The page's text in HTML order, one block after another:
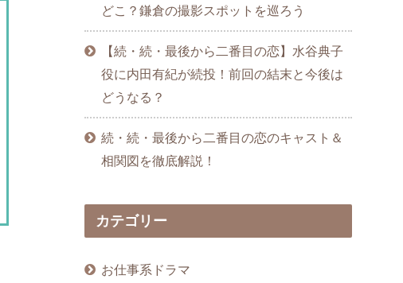
どこ？鎌倉の撮影スポットを巡ろう
【続・続・最後から二番目の恋】水谷典子
役に内田有紀が続投！前回の結末と今後は
どうなる？
続・続・最後から二番目の恋のキャスト＆
相関図を徹底解説！
カテゴリー
お仕事系ドラマ